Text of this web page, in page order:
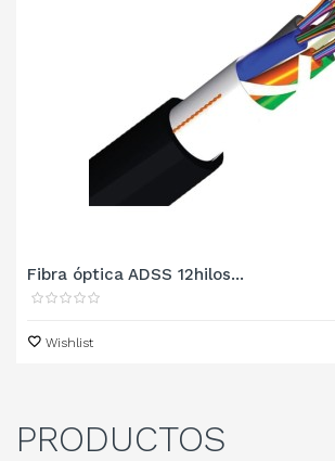
Fibra óptica ADSS 12hilos...
Wishlist
PRODUCTOS